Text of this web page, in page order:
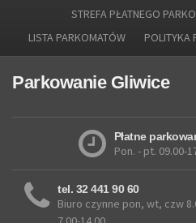
STREFA PŁATNEGO
LISTA PARKOMATÓW
POLITYKA
Parkowanie Gliwice
Płatne
Pon. - pt. 09.00-
tel. 32 441 90 60
Biuro czynne pon, wt, czw